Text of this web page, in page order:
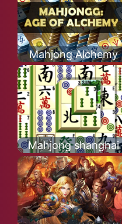
Mahjong Alchemy
Mahjong shanghai